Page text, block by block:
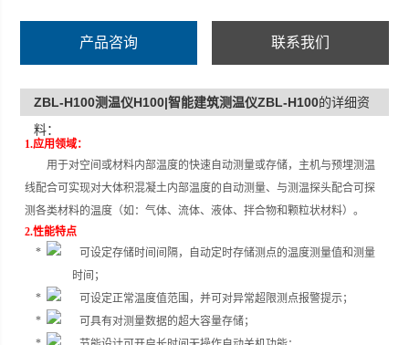
产品咨询 联系我们
ZBL-H100测温仪H100|智能建筑测温仪ZBL-H100的详细资
料：
1.应用领域：
用于对空间或材料内部温度的快速自动测量或存储，主机与预埋测温
线配合可实现对大体积混凝土内部温度的自动测量、与测温探头配合可探
测各类材料的温度（如：气体、流体、液体、拌合物和颗粒状材料）。
2.性能特点
可设定存储时间间隔，自动定时存储测点的温度测量值和测量
时间；
可设定正常温度值范围，并可对异常超限测点报警提示；
可具有对测量数据的超大容量存储；